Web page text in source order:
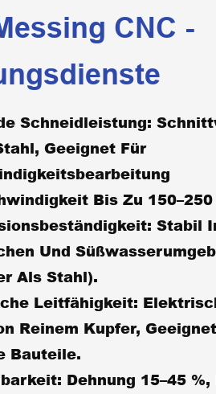
CNC -
Schneidleistung:
Geeignet Für
Bis Zu 150–250
Stabil
Und
Als Stahl).
Leitfähigkeit:
Reinem Kupfer,
Bauteile.
Dehnung 15–45